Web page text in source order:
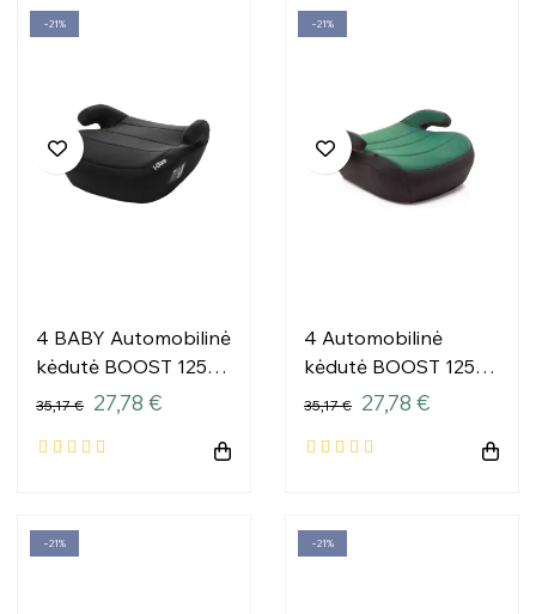
−21%
4 BABY Automobilinė
kėdutė BOOST 125-
150cm BLACK I-SIZE
35,17 € 27,78 €
−21%
4 Automobilinė
kėdutė BOOST 125-
150cm Tamsiai žalia I
35,17 € 27,78 €
−21% −21%